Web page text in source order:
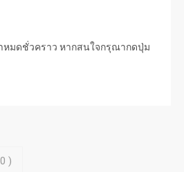
หมดชั่วคราว หากสนใจกรุณากดปุ่ม
0)